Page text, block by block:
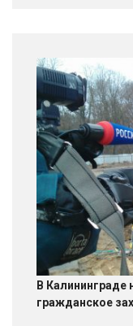
В
гражданское